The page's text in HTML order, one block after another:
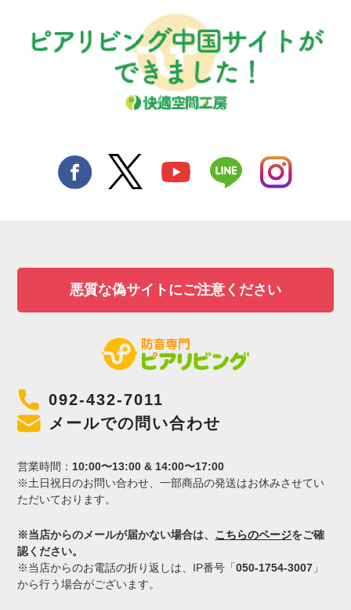
悪質な偽サイトにご注意ください
092-432-7011
メールでの問い合わせ
営業時間：10:00〜13:00 & 14:00〜17:00
※土日祝日のお問い合わせ、一部商品の発送はお休みさせてい
ただいております。
※当店からのメールが届かない場合は、 こちらのページをご確
認ください。
※当店からのお電話の折り返しは、IP番号「050-1754-3007 」
から行う場合がございます。